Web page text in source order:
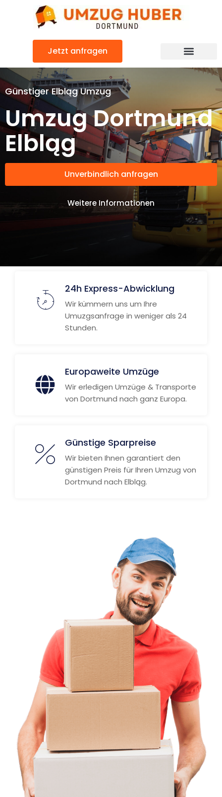
Jetzt anfragen
Günstiger Elbląg Umzug
Umzug Dortmund
Elbląg
Unverbindlich anfragen
Weitere Informationen
24h Express-Abwicklung
Wir kümmern uns um Ihre
Umuzgsanfrage in weniger als 24
Stunden.
Europaweite Umzüge
Wir erledigen Umzüge & Transporte
von Dortmund nach ganz Europa.
Günstige Sparpreise
Wir bieten Ihnen garantiert den
günstigen Preis für Ihren Umzug von
Dortmund nach Elbląg.